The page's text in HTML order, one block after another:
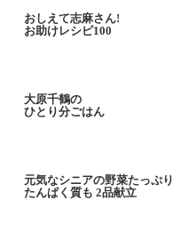
おしえて志麻さん!
お助けレシピ100
大原千鶴の
ひとり分ごはん
元気なシニアの野菜たっぷり
たんぱく質も 2品献立